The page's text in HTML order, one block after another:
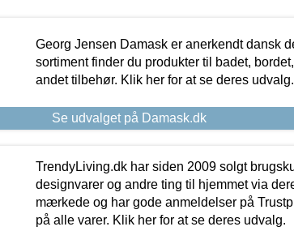
Georg Jensen Damask er anerkendt dansk
sortiment finder du produkter til badet,
andet tilbehør. Klik her for at se deres udvalg.
Se udvalget på Damask.dk
TrendyLiving.dk har siden 2009 solgt
designvarer og andre ting til hjemmet via
mærkede og har gode anmeldelser på
på alle varer. Klik her for at se deres udvalg.